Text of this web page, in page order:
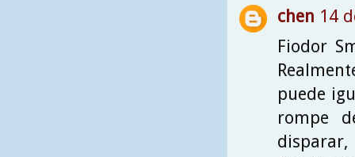
chen 14
Fiodor
puede
rompe
disparar,